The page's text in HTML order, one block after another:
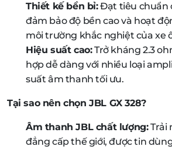
Thiết kế bền bỉ:Đạt tiêu chuẩn
đảm bảo độ bền cao và hoạt
môi trường khắc nghiệt của xe
Hiệu suất cao:Trở kháng 2.3
hợp dễ dàng với nhiều loại
suất âm thanh tối ưu.
Tại sao nên chọn JBL GX 328?
Âm thanh JBL chất lượng:Trải
đẳng cấp thế giới, được tin